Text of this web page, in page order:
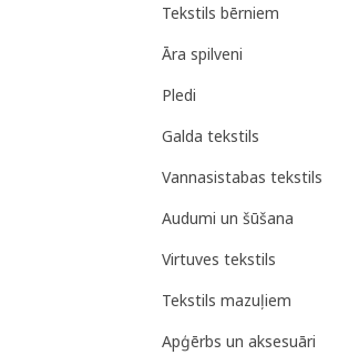
Tekstils bērniem
Āra spilveni
Pledi
Galda tekstils
Vannasistabas tekstils
Audumi un šūšana
Virtuves tekstils
Tekstils mazuļiem
Apģērbs un aksesuāri